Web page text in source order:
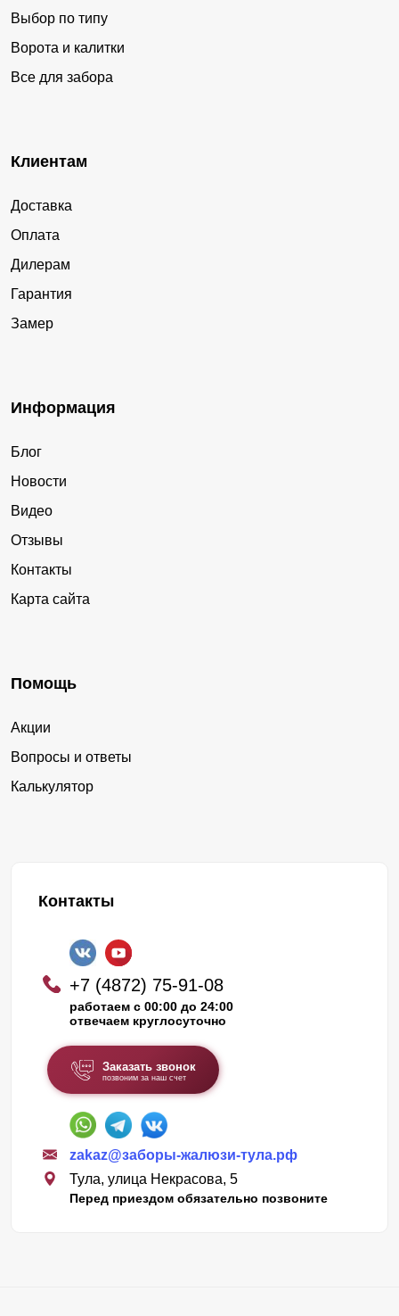
Выбор по типу
Ворота и калитки
Все для забора
Клиентам
Доставка
Оплата
Дилерам
Гарантия
Замер
Информация
Блог
Новости
Видео
Отзывы
Контакты
Карта сайта
Помощь
Акции
Вопросы и ответы
Калькулятор
Контакты
+7 (4872) 75-91-08
работаем с 00:00 до 24:00
отвечаем круглосуточно
Заказать звонок
позвоним за наш счет
zakaz@заборы-жалюзи-тула.рф
Тула, улица Некрасова, 5
Перед приездом обязательно позвоните